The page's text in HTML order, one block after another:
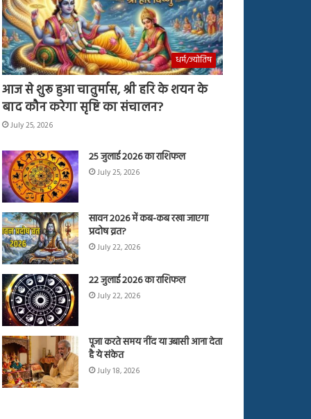
धर्म/ज्योतिष
आज से शुरू हुआ चातुर्मास, श्री हरि के शयन के
बाद कौन करेगा सृष्टि का संचालन?
July 25, 2026
25 जुलाई 2026 का राशिफल
July 25, 2026
सावन 2026 में कब-कब रखा जाएगा
प्रदोष व्रत?
July 22, 2026
22 जुलाई 2026 का राशिफल
July 22, 2026
पूजा करते समय नींद या उबासी आना देता
है ये संकेत
July 18, 2026